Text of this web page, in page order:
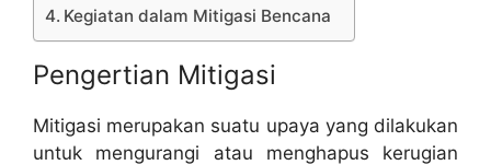
Kegiatan dalam Mitigasi Bencana
Pengertian Mitigasi
Mitigasi merupakan suatu upaya yang dilakukan
untuk mengurangi atau menghapus kerugian